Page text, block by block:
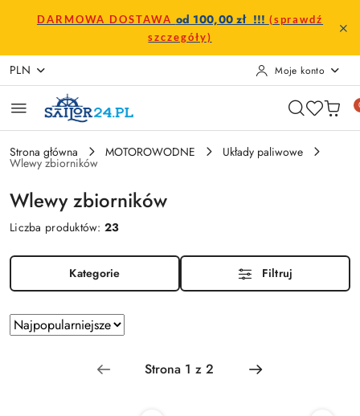
Przejdź do treści głównej
Przejdź do wyszukiwarki
Przejdź do moje konto
Przejdź do menu głównego
Przejdź do stopki
DARMOWA DOSTAWA od 100,00 zł !!! (sprawdź
szczegóły)
PLN Moje konto
Strona główna MOTOROWODNE Układy paliwowe
Wlewy zbiorników
Wlewy zbiorników
Liczba produktów:23
Kategorie Filtruj
Zastosowano
sortowanie:
Najpopularniejsze.
Sortuj
według